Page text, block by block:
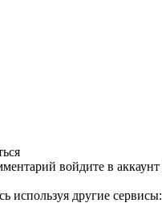
войдите в аккаунт
используя другие сервисы: